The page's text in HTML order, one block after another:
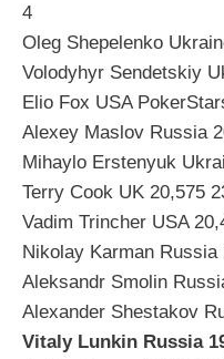
4
Oleg Shepelenko
Volodyhyr Sendetskiy
Elio Fox USA
Alexey Maslov Russia
Mihaylo Erstenyuk
Terry Cook UK 20,575
Vadim Trincher USA
Nikolay Karman Russia
Aleksandr Smolin
Alexander Shestakov
Vitaly Lunkin Russia